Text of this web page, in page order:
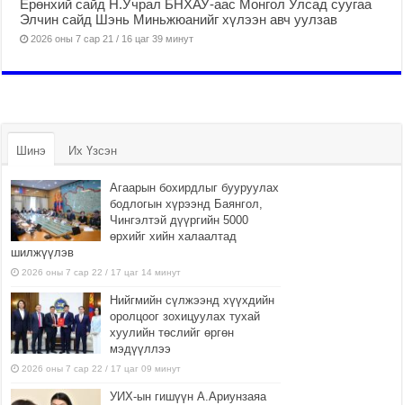
Ерөнхий сайд Н.Учрал БНХАУ-аас Монгол Улсад суугаа
Элчин сайд Шэнь Миньжюанийг хүлээн авч уулзав
2026 оны 7 сар 21 / 16 цаг 39 минут
Шинэ Их Үзсэн
Агаарын бохирдлыг бууруулах
бодлогын хүрээнд Баянгол,
Чингэлтэй дүүргийн 5000
өрхийг хийн халаалтад
шилжүүлэв
2026 оны 7 сар 22 / 17 цаг 14 минут
Нийгмийн сүлжээнд хүүхдийн
оролцоог зохицуулах тухай
хуулийн төслийг өргөн
мэдүүллээ
2026 оны 7 сар 22 / 17 цаг 09 минут
УИХ-ын гишүүн А.Ариунзаяа